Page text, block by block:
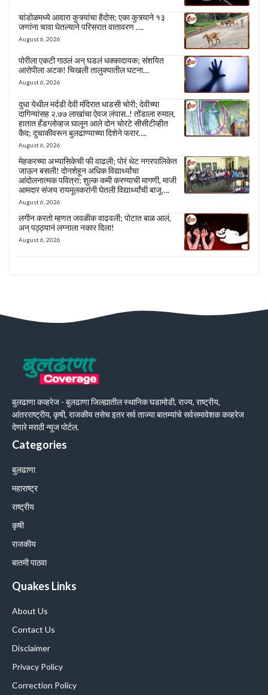
चांडोळमध्ये आवारा कुत्र्यांचा हैदोस; एका कुत्र्याने १३
जणांना चावा घेतल्याने परिसरात वातावरण ….
August 6, 2026
पोरीला एकटी गाठलं अन् घडलं धक्कादायक; संशयित
आरोपीला अटक! चिखली तालुक्यातील घटना…
August 6, 2026
दुधा येथील मर्दडी देवी मंदिरात धाडसी चोरी; देवीच्या
दागिन्यांसह २.७७ लाखांचा ऐवज लंपास..! तोंडाला रुमाल,
हातात हँडग्लोव्हज घालून आले दोन चोरटे सीसीटीव्हीत
कैद; दुचाकीवरून बुलढाण्याच्या दिशेने फरार….
August 6, 2026
मेहकरच्या अभ्यासिकेची फी वाढली; पोरं थेट नगरपालिकेत
जाऊन बसली! दोनशेहून अधिक विद्यार्थ्यांचा
आंदोलनात्मक पवित्रा; शुल्क कमी करण्याची मागणी, माजी
आमदार संजय रायमूलकरांनी घेतली विद्यार्थ्यांची बाजू….
August 6, 2026
लगीन करतो म्हणत जवळीक वाढवली; पोटात बाळ आलं,
अन् पठ्ठ्यानं लग्नाला नकार दिला!
August 6, 2026
बुलढाणा कव्हरेज - बुलढाणा जिल्ह्यातील स्थानिक घडामोडी, राज्य, राष्ट्रीय,
आंतरराष्ट्रीय, कृषी, राजकीय तसेच इतर सर्व ताज्या बातम्यांचे सर्वसमावेशक कव्हरेज
देणारे मराठी न्यूज पोर्टल.
Categories
बुलढाणा
महाराष्ट्र
राष्ट्रीय
कृषी
राजकीय
बातमी पाठवा
Quakes Links
About Us
Contact Us
Disclaimer
Privacy Policy
Correction Policy